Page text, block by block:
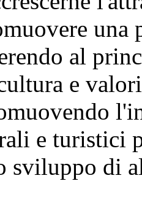
al
e
e turistici
sviluppo di